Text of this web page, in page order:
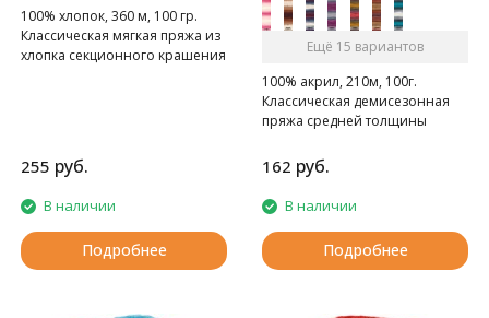
100% хлопок, 360 м, 100 гр.
Классическая мягкая пряжа из
хлопка секционного крашения
255 руб.
В наличии
Подробнее
Ещё 15 вариантов
100% акрил, 210м, 100г.
Классическая демисезонная
пряжа средней толщины
крашения.
162 руб.
В наличии
Подробнее